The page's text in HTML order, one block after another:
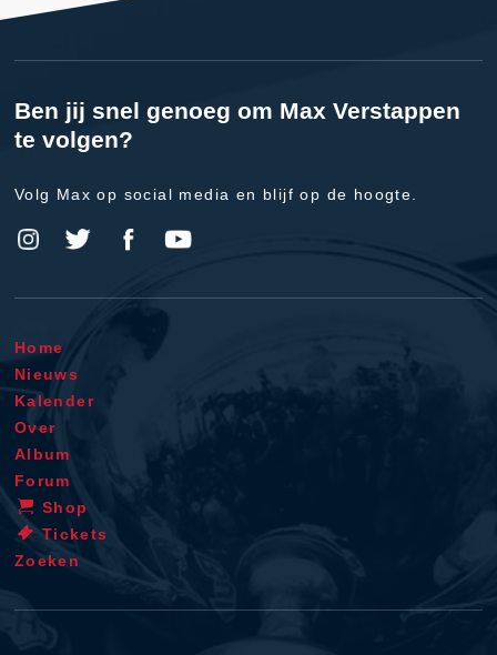
Ben jij snel genoeg om Max Verstappen
te volgen?
Volg Max op social media en blijf op de hoogte.
Home
Nieuws
Kalender
Over
Album
Forum
Shop
Tickets
Zoeken